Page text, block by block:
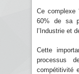
Ce complexe
60% de sa
l’Industrie et
Cette
processus
compétitivité